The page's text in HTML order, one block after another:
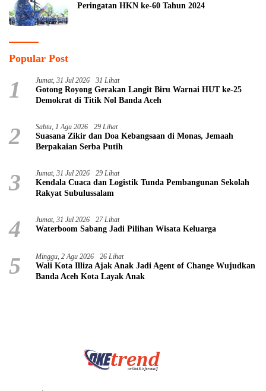
Peringatan HKN ke-60 Tahun 2024
Popular Post
1 Jumat, 31 Jul 2026 31 Lihat
Gotong Royong Gerakan Langit Biru Warnai HUT ke-25
Demokrat di Titik Nol Banda Aceh
2 Sabtu, 1 Agu 2026 29 Lihat
Suasana Zikir dan Doa Kebangsaan di Monas, Jemaah
Berpakaian Serba Putih
3 Jumat, 31 Jul 2026 29 Lihat
Kendala Cuaca dan Logistik Tunda Pembangunan Sekolah
Rakyat Subulussalam
4 Jumat, 31 Jul 2026 27 Lihat
Waterboom Sabang Jadi Pilihan Wisata Keluarga
5 Minggu, 2 Agu 2026 26 Lihat
Wali Kota Illiza Ajak Anak Jadi Agent of Change Wujudkan
Banda Aceh Kota Layak Anak